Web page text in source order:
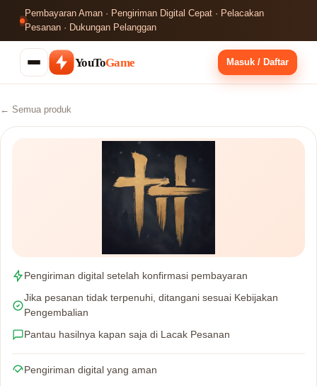
Pembayaran Aman · Pengiriman Digital Cepat · Pelacakan
Pesanan · Dukungan Pelanggan
YouToGame Masuk / Daftar
← Semua produk
Pengiriman digital setelah konfirmasi pembayaran
Jika pesanan tidak terpenuhi, ditangani sesuai Kebijakan
Pengembalian
Pantau hasilnya kapan saja di Lacak Pesanan
Pengiriman digital yang aman